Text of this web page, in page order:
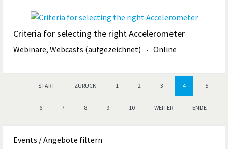
Criteria for selecting the right Accelerometer
Webinare, Webcasts (aufgezeichnet) Online
START ZURÜCK 1 2 3 4 5
6 7 8 9 10 WEITER ENDE
Events / Angebote filtern